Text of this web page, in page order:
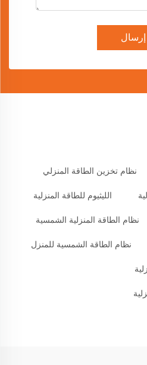
إرسال
نظام تخزين الطاقة المنزلي
الليثيوم للطاقة المنزلية
نظام الطاقة المنزلية الشمسية
نظام الطاقة الشمسية للمنزل